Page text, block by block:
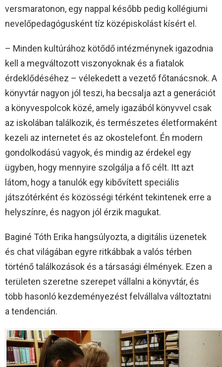
versmaratonon, egy nappal később pedig kollégiumi
nevelőpedagógusként tíz középiskolást kísért el.
– Minden kultúrához kötődő intézménynek igazodnia
kell a megváltozott viszonyoknak és a fiatalok
érdeklődéséhez – vélekedett a vezető főtanácsnok. A
könyvtár nagyon jól teszi, ha becsalja azt a generációt
a könyvespolcok közé, amely igazából könyvvel csak
az iskolában találkozik, és természetes életformaként
kezeli az internetet és az okostelefont. Én modern
gondolkodású vagyok, és mindig az érdekel egy
ügyben, hogy mennyire szolgálja a fő célt. Itt azt
látom, hogy a tanulók egy kibővített speciális
játszótérként és közösségi térként tekintenek erre a
helyszínre, és nagyon jól érzik magukat.
Baginé Tóth Erika hangsúlyozta, a digitális üzenetek
és chat világában egyre ritkábbak a valós térben
történő találkozások és a társasági élmények. Ezen a
területen szeretne szerepet vállalni a könyvtár, és
több hasonló kezdeményezést felvállalva változtatni
a tendencián.